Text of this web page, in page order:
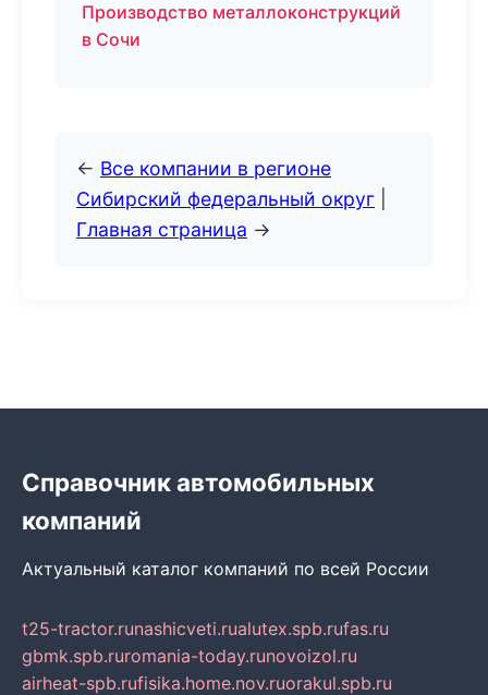
Производство металлоконструкций
в Сочи
← Все компании в регионе
Сибирский федеральный округ
Главная страница →
Справочник автомобильных
компаний
Актуальный каталог компаний по всей России
t25-tractor.runashicveti.rualutex.spb.rufas.ru
gbmk.spb.ruromania-today.runovoizol.ru
airheat-spb.rufisika.home.nov.ruorakul.spb.ru